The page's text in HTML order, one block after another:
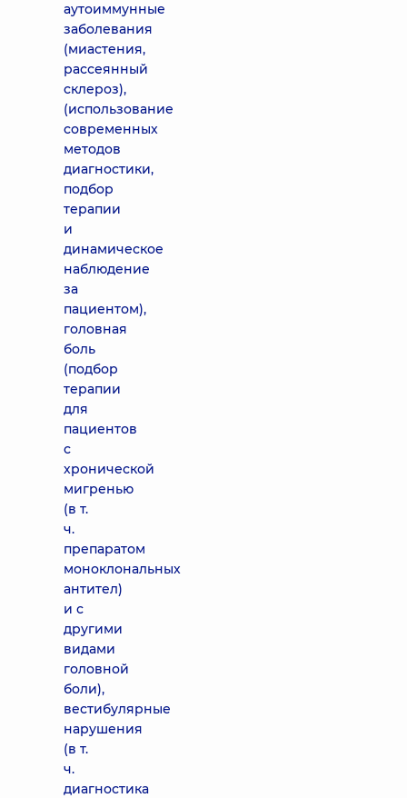
аутоиммунные
заболевания
(миастения,
рассеянный
склероз),
(использование
современных
методов
диагностики,
подбор
терапии
и
динамическое
наблюдение
за
пациентом),
головная
боль
(подбор
терапии
для
пациентов
с
хронической
мигренью
(в т.
ч.
препаратом
моноклональных
антител)
и с
другими
видами
головной
боли),
вестибулярные
нарушения
(в т.
ч.
диагностика